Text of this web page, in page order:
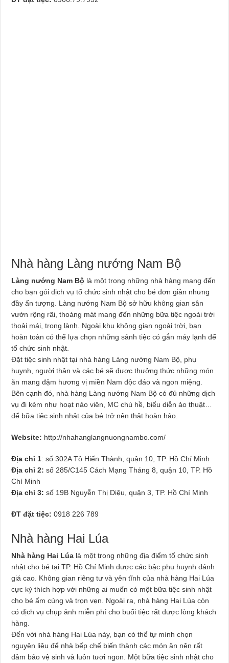
Nhà hàng Làng nướng Nam Bộ
Làng nướng Nam Bộ là một trong những nhà hàng mang đến
cho bạn gói dịch vụ tổ chức sinh nhật cho bé đơn giản nhưng
đầy ấn tượng. Làng nướng Nam Bộ sở hữu không gian sân
vườn rộng rãi, thoáng mát mang đến những bữa tiệc ngoài trời
thoải mái, trong lành. Ngoài khu không gian ngoài trời, bạn
hoàn toàn có thể lựa chọn những sảnh tiệc có gắn máy lạnh để
tổ chức sinh nhật.
Đặt tiệc sinh nhật tại nhà hàng Làng nướng Nam Bộ, phụ
huynh, người thân và các bé sẽ được thưởng thức những món
ăn mang đậm hương vị miền Nam độc đáo và ngon miệng.
Bên cạnh đó, nhà hàng Làng nướng Nam Bộ có đủ những dịch
vụ đi kèm như hoạt náo viên, MC chú hề, biểu diễn ảo thuật…
để bữa tiệc sinh nhật của bé trở nên thật hoàn hảo.
Website: http://nhahanglangnuongnambo.com/
Địa chỉ 1: số 302A Tô Hiến Thành, quận 10, TP. Hồ Chí Minh
Địa chỉ 2:số 285/C145 Cách Mạng Tháng 8, quận 10, TP. Hồ
Chí Minh
Địa chỉ 3: số 19B Nguyễn Thị Diệu, quận 3, TP. Hồ Chí Minh
ĐT đặt tiệc:0918 226 789
Nhà hàng Hai Lúa
Nhà hàng Hai Lúa là một trong những địa điểm tổ chức sinh
nhật cho bé tại TP. Hồ Chí Minh được các bậc phụ huynh đánh
giá cao. Không gian riêng tư và yên tĩnh của nhà hàng Hai Lúa
cực kỳ thích hợp với những ai muốn có một bữa tiệc sinh nhật
cho bé ấm cúng và trọn vẹn. Ngoài ra, nhà hàng Hai Lúa còn
có dịch vụ chụp ảnh miễn phí cho buổi tiệc rất được lòng khách
hàng.
Đến với nhà hàng Hai Lúa này, bạn có thể tự mình chọn
nguyên liệu để nhà bếp chế biến thành các món ăn nên rất
đảm bảo vệ sinh và luôn tươi ngon. Một bữa tiệc sinh nhật cho